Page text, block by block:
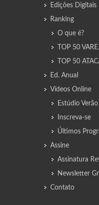
Edições Digitais
Ranking
O que é?
TOP 50
TOP 50
Ed. Anual
Vídeos Online
Estúdio
Inscreva-se
Últimos
Assine
Assinatura
Newsletter
Contato